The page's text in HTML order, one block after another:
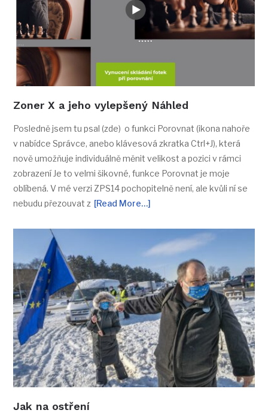
Zoner X a jeho vylepšený Náhled
Posledně jsem tu psal (zde) o funkci Porovnat (ikona nahoře
v nabídce Správce, anebo klávesová zkratka Ctrl+J), která
nově umožňuje individuálně měnit velikost a pozici v rámci
zobrazení Je to velmi šikovné, funkce Porovnat je moje
oblíbená. V mé verzi ZPS14 pochopitelně není, ale kvůli ní se
nebudu přezouvat z [Read More…]
Jak na ostření